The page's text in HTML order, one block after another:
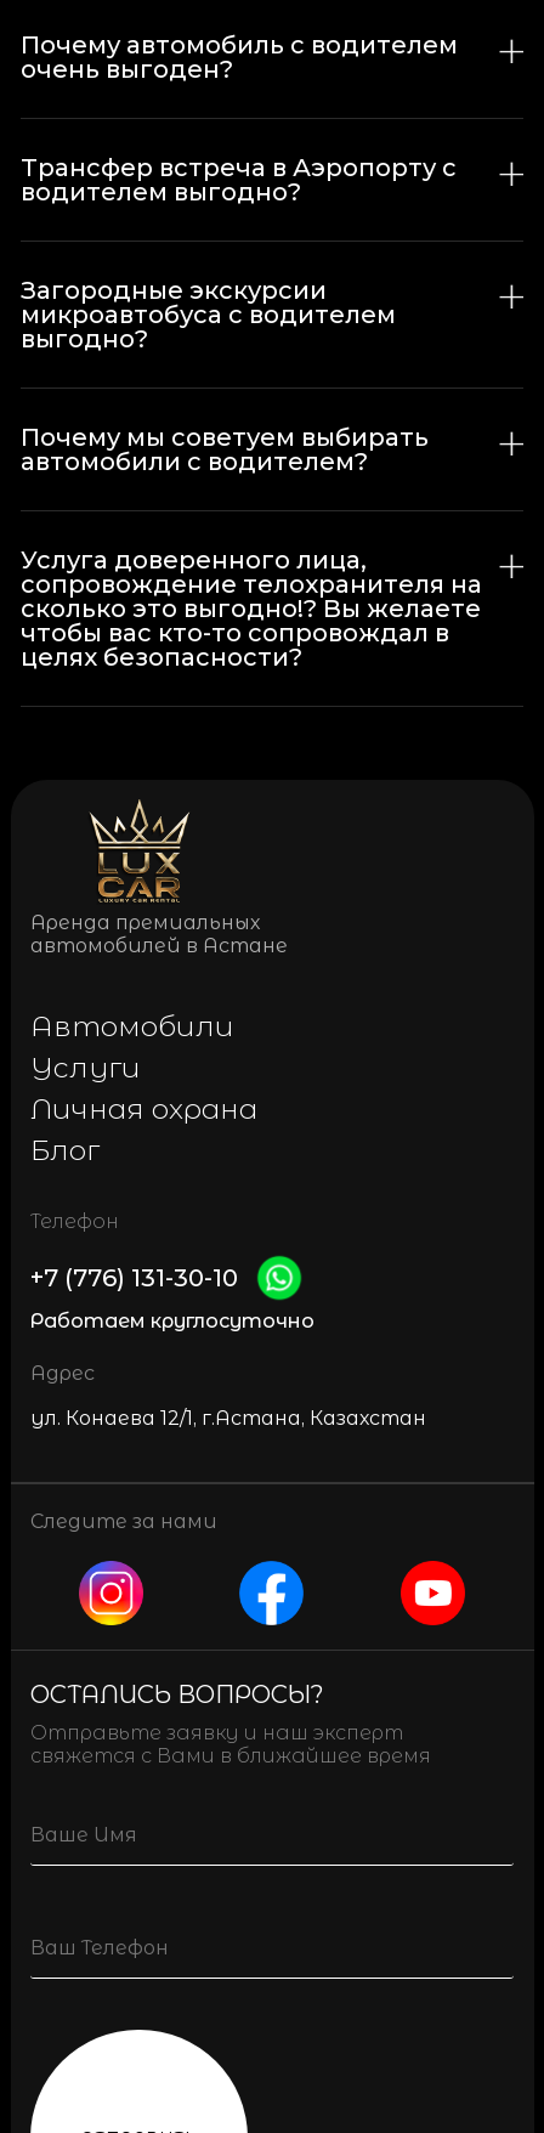
Почему автомобиль с водителем
очень выгоден?
Трансфер встреча в Аэропорту с
водителем выгодно?
Загородные экскурсии
микроавтобуса с водителем
выгодно?
Почему мы советуем выбирать
автомобили с водителем?
Услуга доверенного лица,
сопровождение телохранителя на
сколько это выгодно!? Вы желаете
чтобы вас кто-то сопровождал в
целях безопасности?
Аренда премиальных
автомобилей в Астане
Автомобили
Услуги
Личная охрана
Блог
Телефон
+7 (776) 131-30-10
Работаем круглосуточно
Адрес
ул. Конаева 12/1, г.Астана, Казахстан
Следите за нами
ОСТАЛИСЬ ВОПРОСЫ?
Отправьте заявку и наш эксперт
свяжется с Вами в ближайшее время
(Обязательно)